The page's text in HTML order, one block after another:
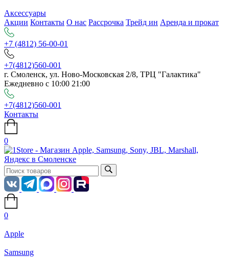
Аксессуары
Акции Контакты О нас Рассрочка Трейд ин Аренда и прокат
+7 (4812) 56-00-01
+7(4812)560-001
г. Смоленск, ул. Ново-Московская 2/8, ТРЦ "Галактика"
Ежедневно с 10:00 21:00
+7(4812)560-001
Контакты
0
0
Apple
Samsung